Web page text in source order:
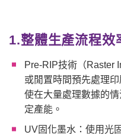
1.整體生產流程效
Pre-RIP技術（Raster
或閒置時間預先處理
使在大量處理數據的
定產能。
UV固化墨水：使用光